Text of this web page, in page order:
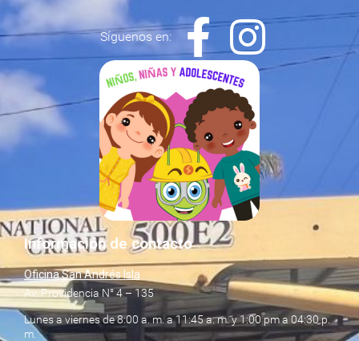
Síguenos en:
Información de contacto
Oficina San Andrés Isla
Av. Providencia N° 4 – 135
Lunes a viernes de 8:00 a. m. a 11:45 a. m. y 1:00 pm a 04:30 p.
m.